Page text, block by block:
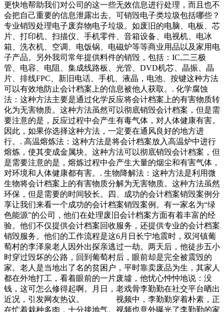
更快地帮助我们对公司的这一些无效信息进行处理，而且也不
会把自己重要的信息泄露出去。可销毁电子类垃圾包括哪些？
专业销毁处理电子废弃物电子垃圾。如废旧的电脑、电板、芯
片、打印机、扫描仪、手机零件、音箱设备、电视机、电冰
箱、洗衣机、空调、电饭锅、电磁炉等等商业用品以及家用电
子产品。另外我司常年提供料件的销毁，包括：IC,二三极
管、电容、电阻、集成线路板、光管、DVD机芯、晶振、晶
片、排线FPC、新旧电话、手机、液晶，电池、按键这种方法
可以有效地防止会计档案上的信息被他人获取。. 化学腐蚀
法：这种方法主要是通过化学反应将会计档案上的有害物质转
化为无害物质。这种方法虽然可以彻底销毁会计档案，但是需
要注意的是，反应过程中会产生有毒气体，对人体健康有害。
因此，如果你选择这种方法，一定要在通风良好的地方进
行。. 高温熔炼法：这种方法是将会计档案放入高温炉中进行
熔炼，使其变成金属块。这种方法可以彻底销毁会计档案，但
是需要注意的是，熔炼过程中会产生大量的烟尘和有害气体，
对环境和人体健康都有害。. 生物降解法：这种方法是利用微
生物将会计档案上的有害物质分解为无害物质。这种方法虽然
环保，但是需要的时间较长。四、成功的会计档案销毁案例分
享让我们来看一个成功的会计档案销毁案例。有一家名为“绿
色能源”的公司，他们在处理废旧会计档案方面有着丰富的经
验。他们不仅提供会计档案回收服务，还提供专业的会计档案
销毁服务。他们的工作流程是这6月日长宁地震时，双河镇葡
萄村的李泽泉老人因外出探亲逃过一劫。两天后，他徒步五小
时穿过毁坏的公路，回到葡萄村后，眼前却是完全被震毁的
家。老人是当地出了名的贫困户，平时靠卖废品为生，其家人
都在外地打工，看着眼前的一片废墟，他忧心忡忡地说：没
钱，这可怎么修得起啊。月日，老戏骨李勤勤在社交平台晒出
近况，引发网友热议。 视频中，李勤勤穿着朴素，正
在忙着栽种多肉，十分接地气。视频也意外曝光了李勤勤的家